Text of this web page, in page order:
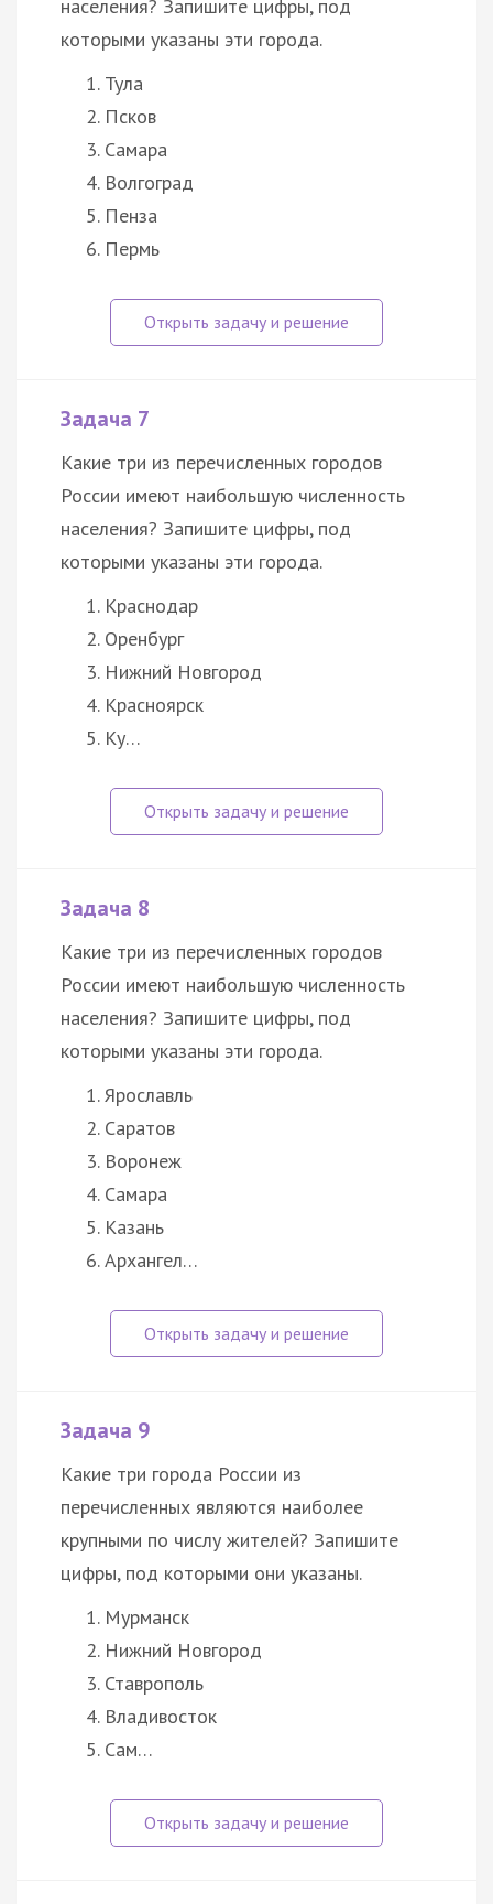
населения? Запишите цифры, под
которыми указаны эти города.
Тула
Псков
Самара
Волгоград
Пенза
Пермь
Задача 7
Какие три из перечисленных городов
России имеют наибольшую численность
населения? Запишите цифры, под
которыми указаны эти города.
Краснодар
Оренбург
Нижний Новгород
Красноярск
Ку…
Задача 8
Какие три из перечисленных городов
России имеют наибольшую численность
населения? Запишите цифры, под
которыми указаны эти города.
Ярославль
Саратов
Воронеж
Самара
Казань
Архангел…
Задача 9
Какие три города России из
перечисленных являются наиболее
крупными по числу жителей? Запишите
цифры, под которыми они указаны.
Мурманск
Нижний Новгород
Ставрополь
Владивосток
Сам…